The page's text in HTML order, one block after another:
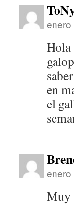
enero
Hola
en
el
enero
Muy